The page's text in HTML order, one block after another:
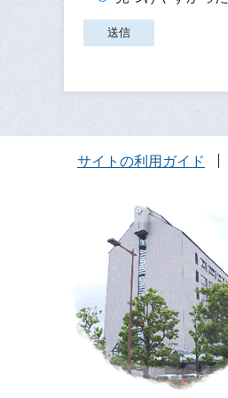
サイトの利用ガイド